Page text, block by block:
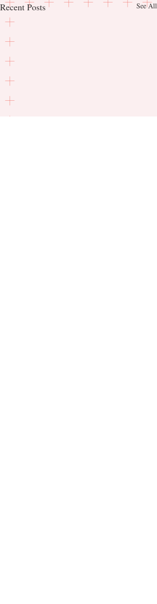
Recent Posts See All